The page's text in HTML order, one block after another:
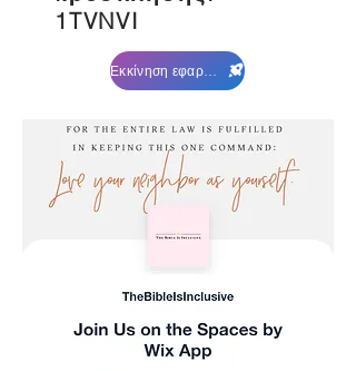
1TVNVI
Εκκίνηση εφαρμογής